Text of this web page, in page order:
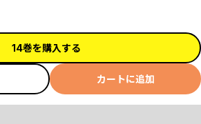
14巻を購入する
カートに追加